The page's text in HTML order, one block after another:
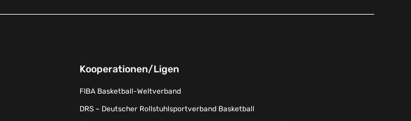
Kooperationen/Ligen
FIBA Basketball-Weltverband
DRS – Deutscher Rollstuhlsportverband Basketball